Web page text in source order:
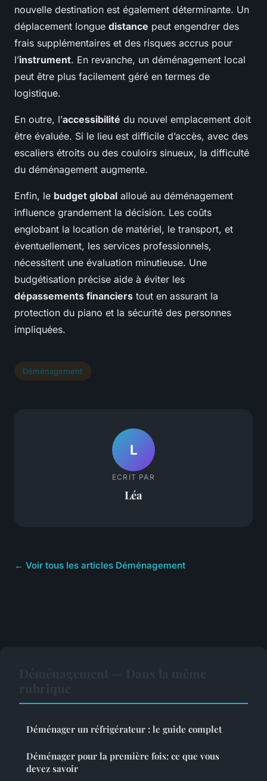
nouvelle destination est également déterminante. Un
déplacement longue distance peut engendrer des
frais supplémentaires et des risques accrus pour
l’instrument. En revanche, un déménagement local
peut être plus facilement géré en termes de
logistique.
En outre, l’accessibilité du nouvel emplacement doit
être évaluée. Si le lieu est difficile d’accès, avec des
escaliers étroits ou des couloirs sinueux, la difficulté
du déménagement augmente.
Enfin, le budget global alloué au déménagement
influence grandement la décision. Les coûts
englobant la location de matériel, le transport, et
éventuellement, les services professionnels,
nécessitent une évaluation minutieuse. Une
budgétisation précise aide à éviter les
dépassements financiers tout en assurant la
protection du piano et la sécurité des personnes
impliquées.
Déménagement
L
ECRIT PAR
Léa
← Voir tous les articles Déménagement
Déménager un réfrigérateur : le guide complet
Déménager pour la première fois: ce que vous
devez savoir